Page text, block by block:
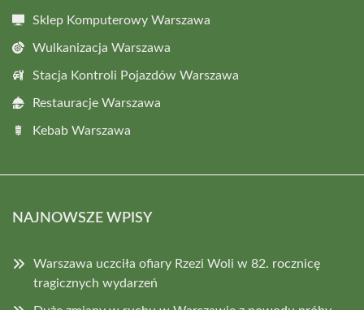
Sklep Komputerowy Warszawa
Wulkanizacja Warszawa
Stacja Kontroli Pojazdów Warszawa
Restauracje Warszawa
Kebab Warszawa
NAJNOWSZE WPISY
Warszawa uczciła ofiary Rzezi Woli w 82. rocznicę
tragicznych wydarzeń